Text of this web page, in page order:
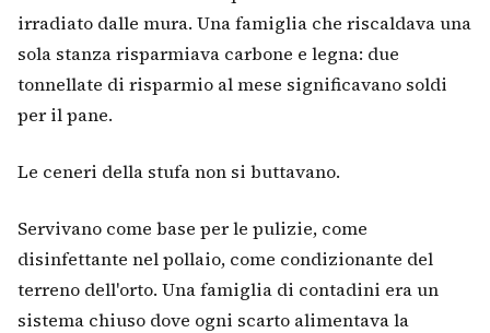
irradiato dalle mura. Una famiglia che riscaldava una
sola stanza risparmiava carbone e legna: due
tonnellate di risparmio al mese significavano soldi
per il pane.
Le ceneri della stufa non si buttavano.
Servivano come base per le pulizie, come
disinfettante nel pollaio, come condizionante del
terreno dell'orto. Una famiglia di contadini era un
sistema chiuso dove ogni scarto alimentava la